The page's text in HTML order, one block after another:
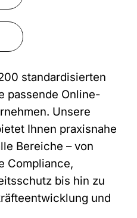
standardisierten
passende Online-
Unsere
Ihnen praxisnahe
Bereiche – von
Compliance,
bis hin zu
und